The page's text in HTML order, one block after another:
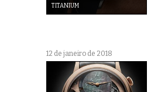
TITANIUM
12 de janeiro de 2018